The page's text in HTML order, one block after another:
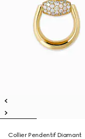
Collier Pendentif Diamant